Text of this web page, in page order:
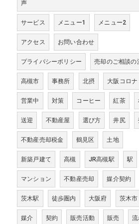
声
サービス メニュー1 メニュー2
アクセス お問い合わせ
プライバシーポリシー 売却のご相談の
高槻市 事務所 北摂 大阪コロナ
営業中 対策 コーヒー 紅茶
送迎 不動産屋 選び方 井尻
不動産売却税金 鶴見区 土地
新築戸建て 高槻 JR高槻駅 駅
マンション 不動産売却 媒介契約
茨木駅 徒歩圏内 大阪府 茨木市
媒介 契約 販売活動 販売